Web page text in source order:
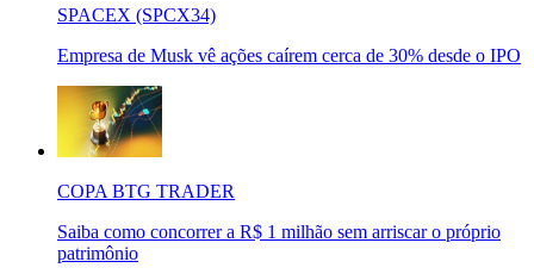
SPACEX (SPCX34)
Empresa de Musk vê ações caírem cerca de 30% desde o IPO
COPA BTG TRADER
Saiba como concorrer a R$ 1 milhão sem arriscar o próprio
patrimônio